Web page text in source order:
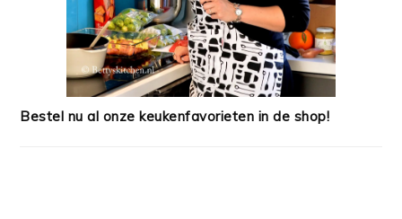
Bestel nu al onze keukenfavorieten in de shop!